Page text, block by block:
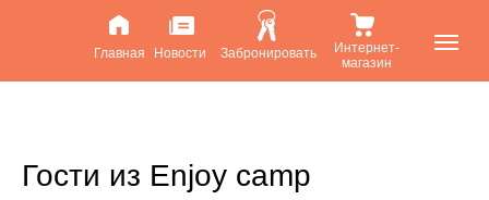
Главная Новости Забронировать
Интернет-
магазин
Гости из Enjoy camp